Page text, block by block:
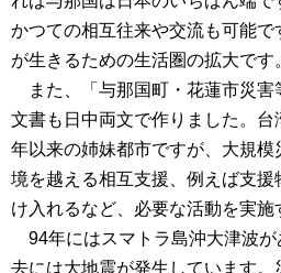
かつての相互往来や交流も可能
が生きるための生活圏の拡大です
また、「与那国町・花蓮市災害
文書も日中両文で作りました。台
年以来の姉妹都市ですが、大規模
境を越える相互支援、例えば支
け入れるなど、必要な活動を実施
94年にはスマトラ島沖大津波が
去には大地震が発生しています